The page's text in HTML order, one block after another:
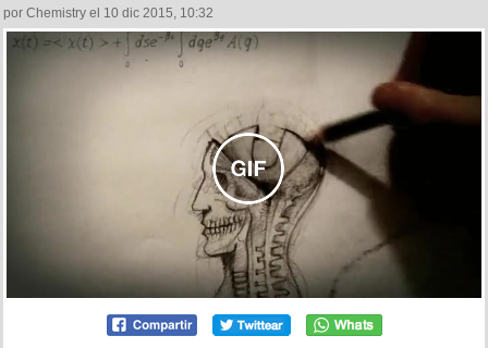
por Chemistry el 10 dic 2015, 10:32